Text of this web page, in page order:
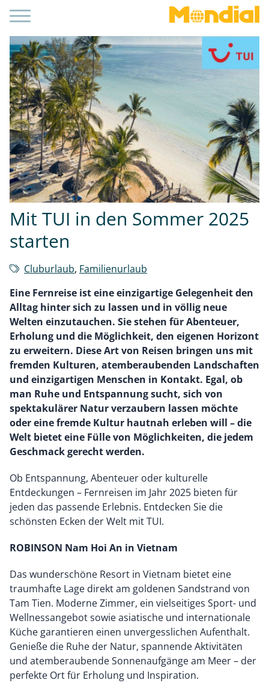
Mit TUI in den Sommer 2025
starten
Cluburlaub, Familienurlaub
Eine Fernreise ist eine einzigartige Gelegenheit den
Alltag hinter sich zu lassen und in völlig neue
Welten einzutauchen. Sie stehen für Abenteuer,
Erholung und die Möglichkeit, den eigenen Horizont
zu erweitern. Diese Art von Reisen bringen uns mit
fremden Kulturen, atemberaubenden Landschaften
und einzigartigen Menschen in Kontakt. Egal, ob
man Ruhe und Entspannung sucht, sich von
spektakulärer Natur verzaubern lassen möchte
oder eine fremde Kultur hautnah erleben will – die
Welt bietet eine Fülle von Möglichkeiten, die jedem
Geschmack gerecht werden.
Ob Entspannung, Abenteuer oder kulturelle
Entdeckungen – Fernreisen im Jahr 2025 bieten für
jeden das passende Erlebnis. Entdecken Sie die
schönsten Ecken der Welt mit TUI.
ROBINSON Nam Hoi An in Vietnam
Das wunderschöne Resort in Vietnam bietet eine
traumhafte Lage direkt am goldenen Sandstrand von
Tam Tien. Moderne Zimmer, ein vielseitiges Sport- und
Wellnessangebot sowie asiatische und internationale
Küche garantieren einen unvergesslichen Aufenthalt.
Genieße die Ruhe der Natur, spannende Aktivitäten
und atemberaubende Sonnenaufgänge am Meer – der
perfekte Ort für Erholung und Inspiration.